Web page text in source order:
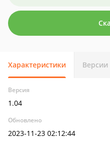
Характеристики Версии
Версия
1.04
Обновлено
2023-11-23 02:12:44